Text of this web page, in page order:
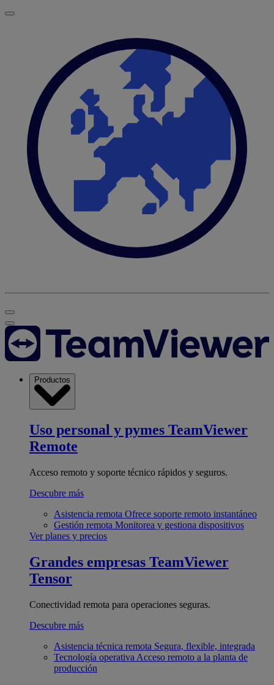
Productos
Uso personal y pymes TeamViewer
Remote
Acceso remoto y soporte técnico rápidos y seguros.
Descubre más
Asistencia remota Ofrece soporte remoto instantáneo
Gestión remota Monitorea y gestiona dispositivos
Ver planes y precios
Grandes empresas TeamViewer
Tensor
Conectividad remota para operaciones seguras.
Descubre más
Asistencia técnica remota Segura, flexible, integrada
Tecnología operativa Acceso remoto a la planta de
producción